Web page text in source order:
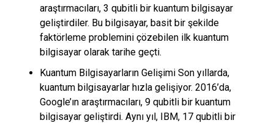
araştırmacıları, 3 qubitli bir kuantum bilgisayar
geliştirdiler. Bu bilgisayar, basit bir şekilde
faktörleme problemini çözebilen ilk kuantum
bilgisayar olarak tarihe geçti.
Kuantum Bilgisayarların Gelişimi Son yıllarda,
kuantum bilgisayarlar hızla gelişiyor. 2016’da,
Google’ın araştırmacıları, 9 qubitli bir kuantum
bilgisayar geliştirdi. Aynı yıl, IBM, 17 qubitli bir